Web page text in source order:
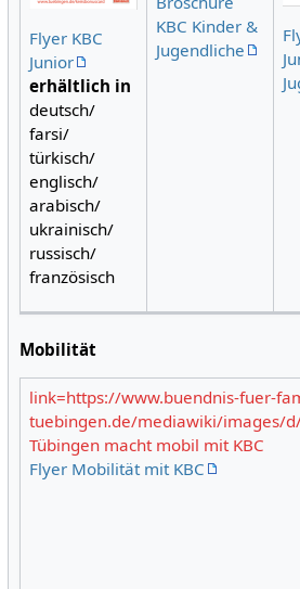
Flyer KBC
Junior
erhältlich in
deutsch/
farsi/
türkisch/
englisch/
arabisch/
ukrainisch/
russisch/
französisch
KBC Kinder &
Jugendliche
Mobilität
link=https://www.buendnis-fuer-
tuebingen.de/mediawiki/images/d/
Tübingen macht mobil mit KBC
Flyer Mobilität mit KBC